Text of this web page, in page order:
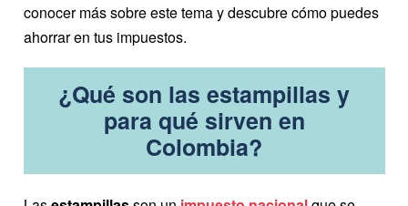
conocer más sobre este tema y descubre cómo puedes
ahorrar en tus impuestos.
¿Qué son las estampillas y
para qué sirven en
Colombia?